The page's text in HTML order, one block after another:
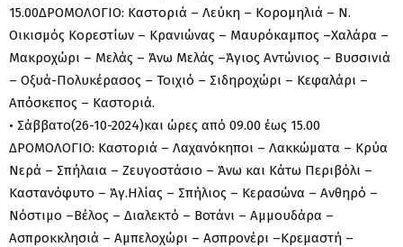
15.00ΔΡΟΜΟΛΟΓΙΟ: Καστοριά – Λεύκη – Κορομηλιά – Ν.
Οικισμός Κορεστίων – Κρανιώνας – Μαυρόκαμπος –Χαλάρα –
Μακροχώρι – Μελάς – Άνω Μελάς –Άγιος Αντώνιος – Βυσσινιά
– Οξυά-Πολυκέρασος – Τοιχιό – Σιδηροχώρι – Κεφαλάρι –
Απόσκεπος – Καστοριά.
• Σάββατο(26-10-2024)και ώρες από 09.00 έως 15.00
ΔΡΟΜΟΛΟΓΙΟ: Καστοριά – Λαχανόκηποι – Λακκώματα – Κρύα
Νερά – Σπήλαια – Ζευγοστάσιο – Άνω και Κάτω Περιβόλι –
Καστανόφυτο – Άγ.Ηλίας – Σπήλιος – Κερασώνα – Ανθηρό –
Νόστιμο –Βέλος – Διαλεκτό – Βοτάνι – Αμμουδάρα –
Ασπροκκλησιά – Αμπελοχώρι – Ασπρονέρι –Κρεμαστή –